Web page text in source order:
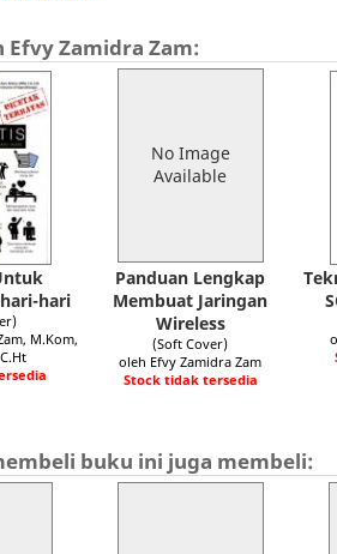
Efvy Zamidra Zam:
hari
M.Kom,
No Image
Available
Panduan Lengkap
Membuat Jaringan
Wireless
(Soft Cover)
oleh Efvy Zamidra Zam
Stock tidak tersedia
buku ini juga membeli: